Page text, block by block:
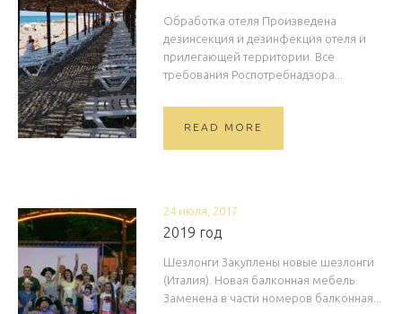
Обработка отеля Произведена
дезинсекция и дезинфекция отеля и
прилегающей территории. Все
требования Роспотребнадзора...
READ MORE
24 июля, 2017
2019 год
Шезлонги Закуплены новые шезлонги
(Италия). Новая балконная мебель
Заменена в части номеров балконная...